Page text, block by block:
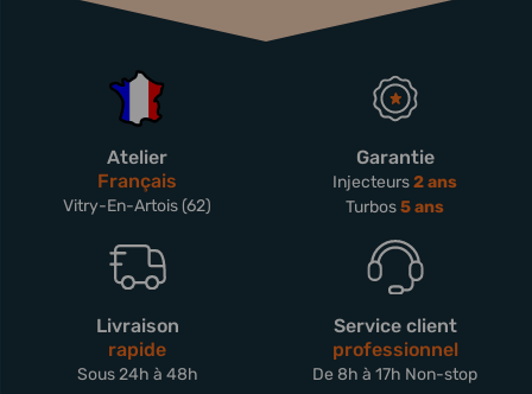
Atelier
Français
Vitry-En-Artois (62)
Garantie
Injecteurs2 ans
Turbos5 ans
Livraison
rapide
Sous 24h à 48h
Service client
professionnel
De 8h à 17h Non-stop